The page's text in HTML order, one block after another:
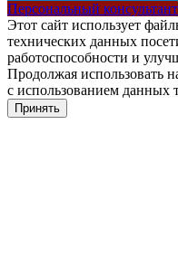
Персональный консультант
Этот сайт использует
технических данных
работоспособности и
Продолжая использовать
с использованием данных
Принять